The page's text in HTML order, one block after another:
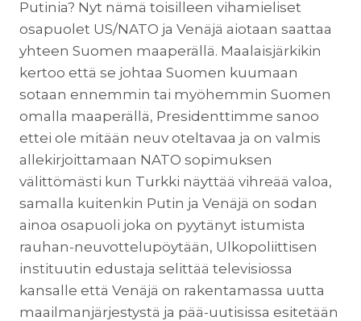
Putinia? Nyt nämä toisilleen vihamieliset
osapuolet US/NATO ja Venäjä aiotaan saattaa
yhteen Suomen maaperällä. Maalaisjärkikin
kertoo että se johtaa Suomen kuumaan
sotaan ennemmin tai myöhemmin Suomen
omalla maaperällä, Presidenttimme sanoo
ettei ole mitään neuv oteltavaa ja on valmis
allekirjoittamaan NATO sopimuksen
välittömästi kun Turkki näyttää vihreää valoa,
samalla kuitenkin Putin ja Venäjä on sodan
ainoa osapuoli joka on pyytänyt istumista
rauhan-neuvottelupöytään, Ulkopoliittisen
instituutin edustaja selittää televisiossa
kansalle että Venäjä on rakentamassa uutta
maailmanjärjestystä ja pää-uutisissa esitetään